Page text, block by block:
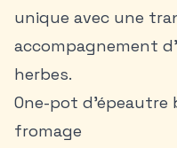
unique avec une
accompagnement
herbes.
One-pot
fromage